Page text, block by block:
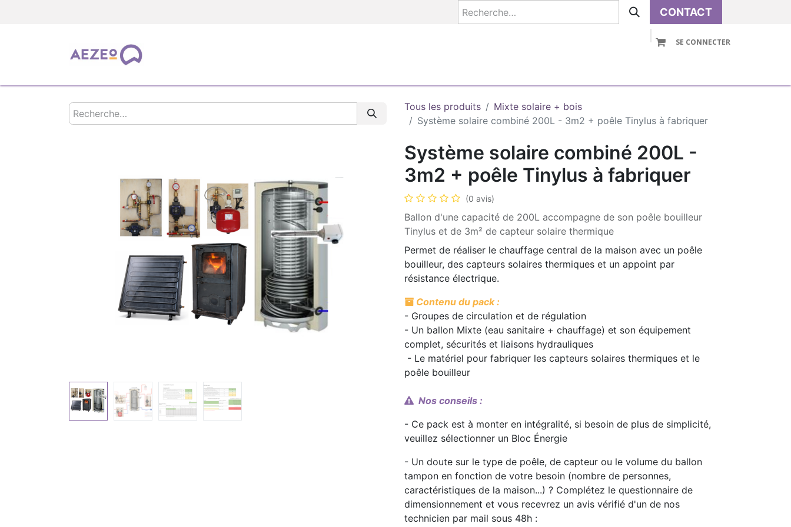
CONTACT
SE CONNECTER
Tous les produits
Mixte solaire + bois
Système solaire combiné 200L - 3m2 + poêle Tinylus à fabriquer
Système solaire combiné 200L -
3m2 + poêle Tinylus à fabriquer
(0 avis)
Ballon d'une capacité de 200L accompagne de son poêle bouilleur
Tinylus et de 3m² de capteur solaire thermique
Permet de réaliser le chauffage central de la maison avec un poêle
bouilleur, des capteurs solaires thermiques et un appoint par
résistance électrique.
Contenu du pack :
- Groupes de circulation et de régulation
- Un ballon Mixte (eau sanitaire + chauffage) et son équipement
complet, sécurités et liaisons hydrauliques
- Le matériel pour fabriquer les capteurs solaires thermiques et le
poêle bouilleur
Nos conseils :
- Ce pack est à monter en intégralité, si besoin de plus de simplicité,
veuillez sélectionner un Bloc Énergie
- Un doute sur le type de poêle, de capteur ou le volume du ballon
tampon en fonction de votre besoin (nombre de personnes,
caractéristiques de la maison...) ? Complétez le questionnaire de
dimensionnement et vous recevrez un avis vérifié d'un de nos
technicien par mail sous 48h :